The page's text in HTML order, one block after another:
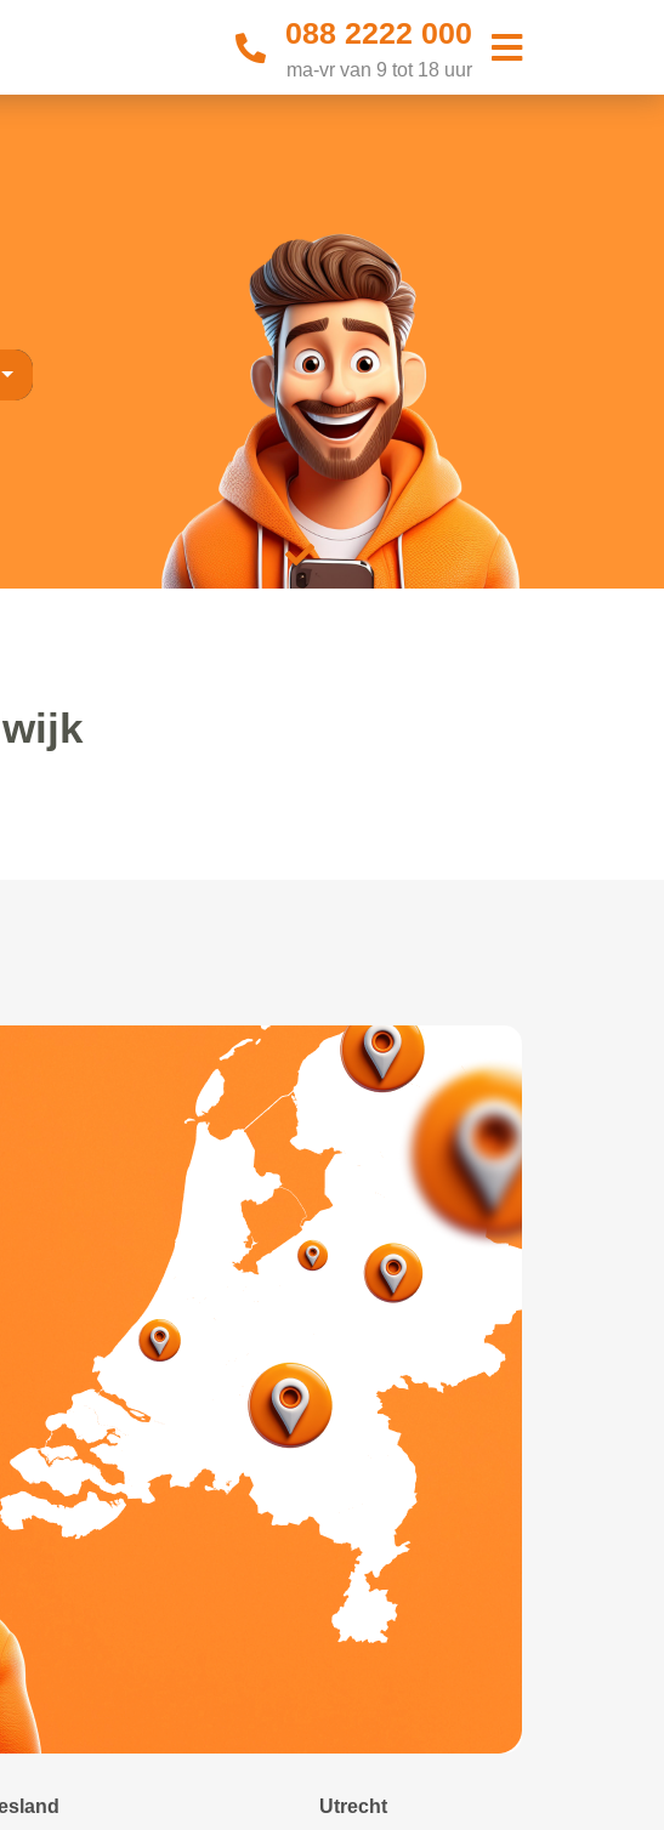
088 2222 000
ma-vr van 9 tot 18 uur
Utrecht